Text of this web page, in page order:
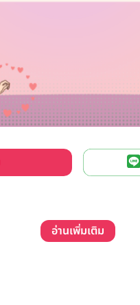
อ่านเพิ่มเติม